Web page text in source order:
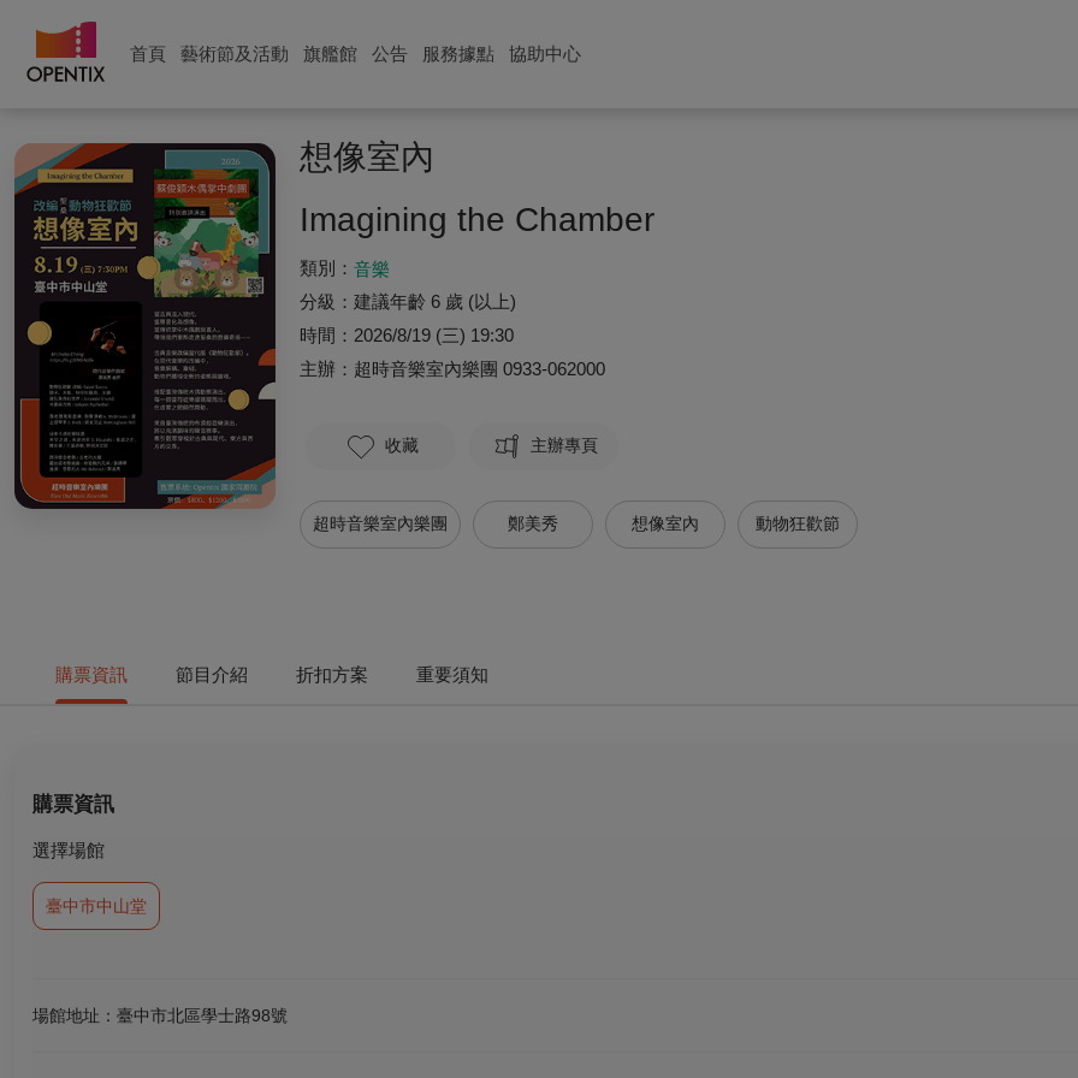
首頁 藝術節及活動 旗艦館 公告 服務據點 協助中心
想像室內
Imagining the Chamber
類別： 音樂
分級： 建議年齡 6 歲 (以上)
時間： 2026/8/19 (三) 19:30
主辦： 超時音樂室內樂團 0933-062000
收藏 主辦專頁
超時音樂室內樂團 鄭美秀 想像室內 動物狂歡節
購票資訊 節目介紹 折扣方案 重要須知
購票資訊
選擇場館
臺中市中山堂
場館地址：臺中市北區學士路98號